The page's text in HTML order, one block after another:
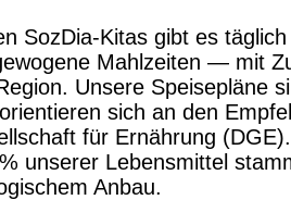
SozDia‑Kitas gibt es
Mahlzeiten — mit
Unsere Speisepläne
sich an den
für Ernährung
unserer Lebensmittel
Anbau.